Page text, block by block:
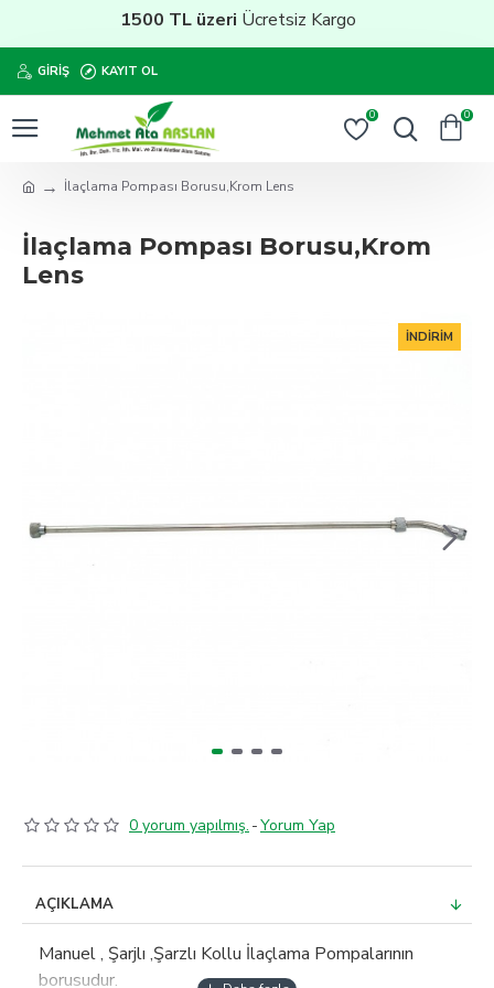
1500 TL üzeriÜcretsiz Kargo
GIRIŞ KAYIT OL
0 0
İlaçlama Pompası Borusu,Krom Lens
İlaçlama Pompası Borusu,Krom
Lens
İNDIRIM
0 yorum yapılmış. -Yorum Yap
AÇIKLAMA
Manuel , Şarjlı ,Şarzlı Kollu İlaçlama Pompalarının
borusudur.